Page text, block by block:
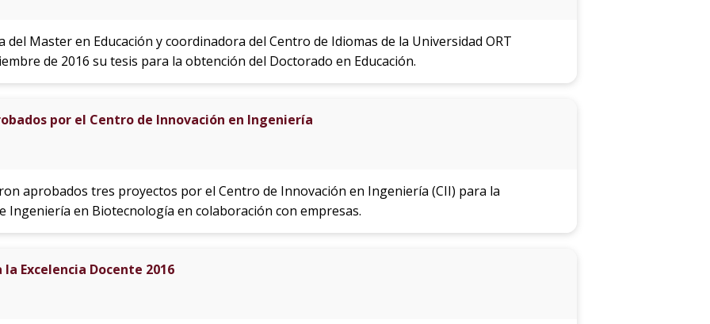
del Master en Educación y coordinadora del Centro de Idiomas de la Universidad ORT
de 2016 su tesis para la obtención del Doctorado en Educación.
por el Centro de Innovación en Ingeniería
aprobados tres proyectos por el Centro de Innovación en Ingeniería (CII) para la
Ingeniería en Biotecnología en colaboración con empresas.
Excelencia Docente 2016